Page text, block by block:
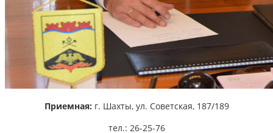
Приемная: г. Шахты, ул. Советская, 187/189
тел.: 26-25-76